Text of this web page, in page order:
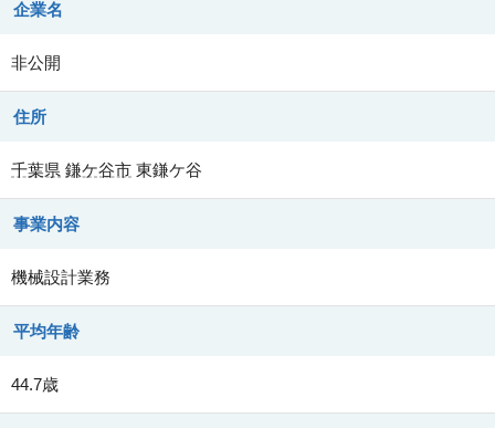
企業名
非公開
住所
千葉県 鎌ケ谷市 東鎌ケ谷
事業内容
機械設計業務
平均年齢
44.7歳